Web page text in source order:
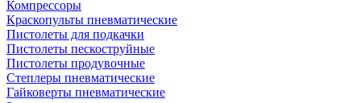
Компрессоры
Краскопульты пневматические
Пистолеты для подкачки
Пистолеты пескоструйные
Пистолеты продувочные
Степлеры пневматические
Гайковерты пневматические